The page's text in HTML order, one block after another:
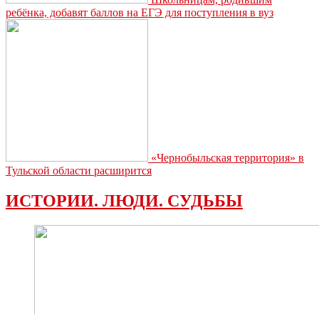
ребёнка, добавят баллов на ЕГЭ для поступления в вуз
«Чернобыльская территория» в
Тульской области расширится
ИСТОРИИ. ЛЮДИ. СУДЬБЫ